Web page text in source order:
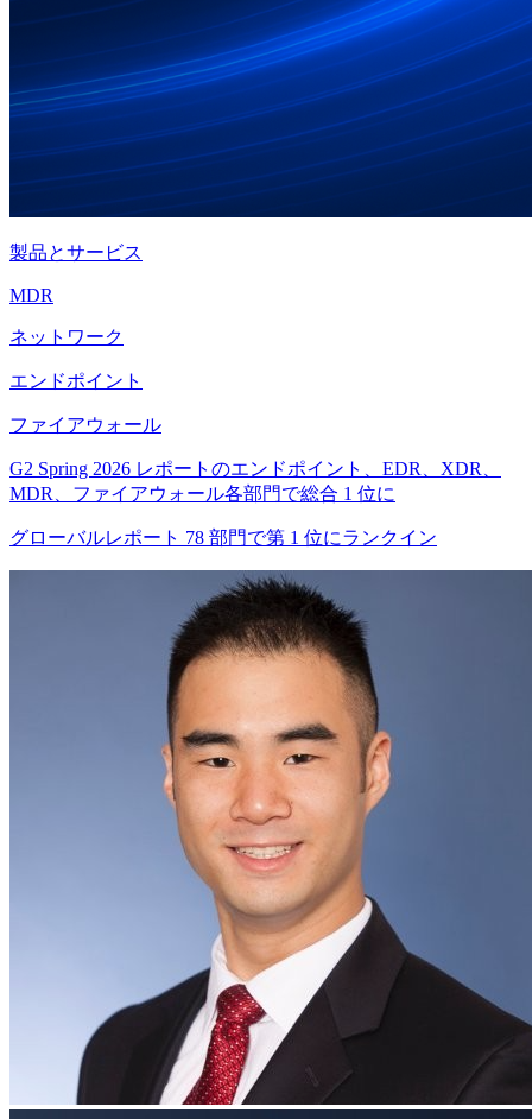
製品とサービス
MDR
ネットワーク
エンドポイント
ファイアウォール
G2 Spring 2026 レポートのエンドポイント、EDR、XDR、
MDR、ファイアウォール各部門で総合 1 位に
グローバルレポート 78 部門で第 1 位にランクイン